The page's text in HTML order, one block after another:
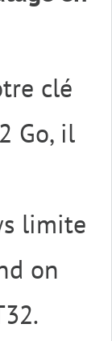
clé
Go, il
limite
on